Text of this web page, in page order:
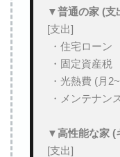
▼普通の家 (支
[支出]
・住宅ローン
・固定資産税
・光熱費 (月
・メンテナン
▼高性能な家 (
[支出]